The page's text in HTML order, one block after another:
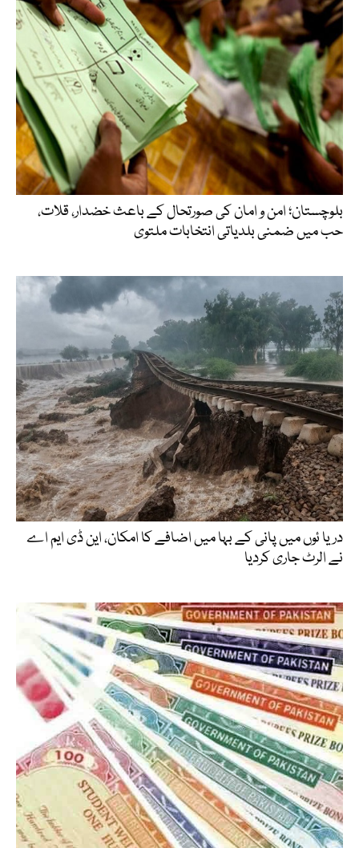
بلوچستان؛ امن و امان کی صورتحال کے باعث خضدار، قلات،
حب میں ضمنی بلدیاتی انتخابات ملتوی
دریا ئوں میں پانی کے بہا میں اضافے کا امکان، این ڈی ایم اے
نے الرٹ جاری کردیا